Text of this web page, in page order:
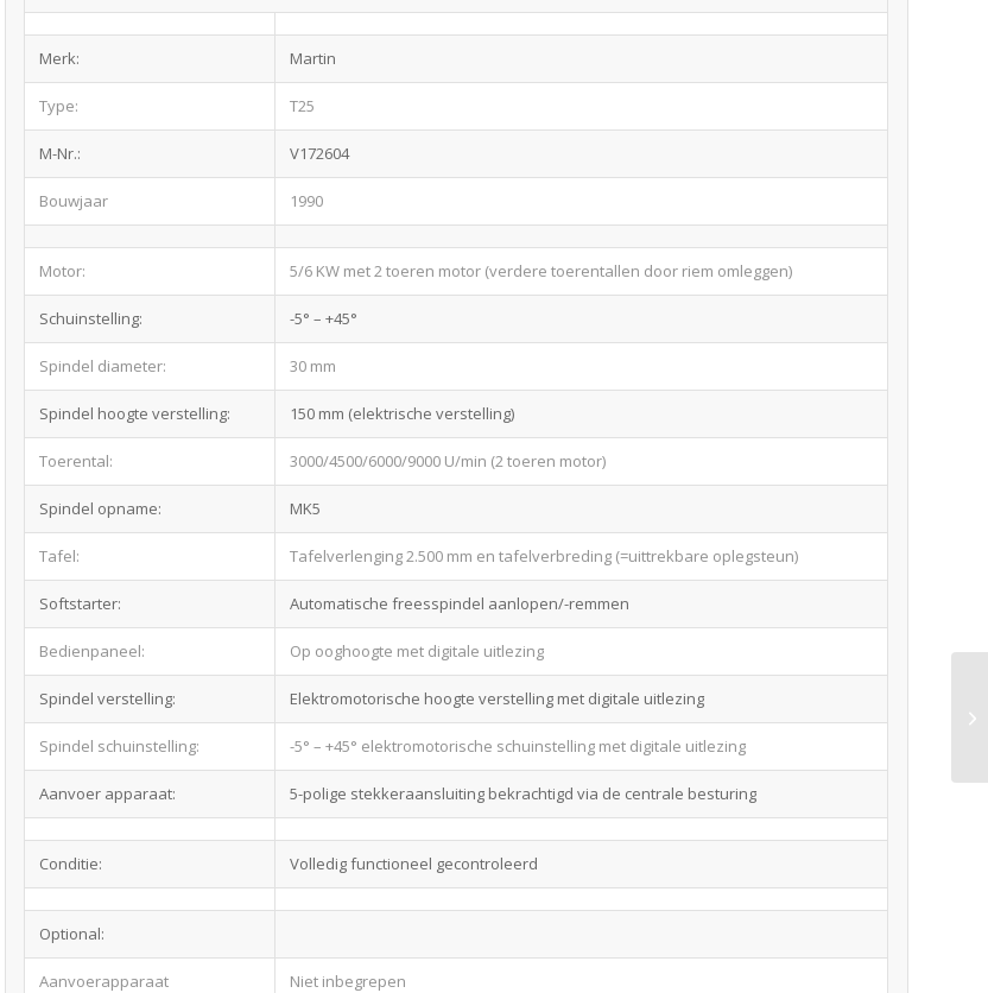
Merk: Martin
Type: T25
M-Nr.: V172604
Bouwjaar 1990
Motor: 5/6 KW met 2 toeren motor (verdere toerentallen door riem omleggen)
Schuinstelling: -5° – +45°
Spindel diameter: 30 mm
Spindel hoogte verstelling: 150 mm (elektrische verstelling)
Toerental: 3000/4500/6000/9000 U/min (2 toeren motor)
Spindel opname: MK5
Tafel: Tafelverlenging 2.500 mm en tafelverbreding (=uittrekbare oplegsteun)
Softstarter: Automatische freesspindel aanlopen/-remmen
Bedienpaneel: Op ooghoogte met digitale uitlezing
Spindel verstelling: Elektromotorische hoogte verstelling met digitale uitlezing
Spindel schuinstelling: -5° – +45° elektromotorische schuinstelling met digitale uitlezing
Aanvoer apparaat: 5-polige stekkeraansluiting bekrachtigd via de centrale besturing
Conditie: Volledig functioneel gecontroleerd
Optional:
Aanvoerapparaat Niet inbegrepen